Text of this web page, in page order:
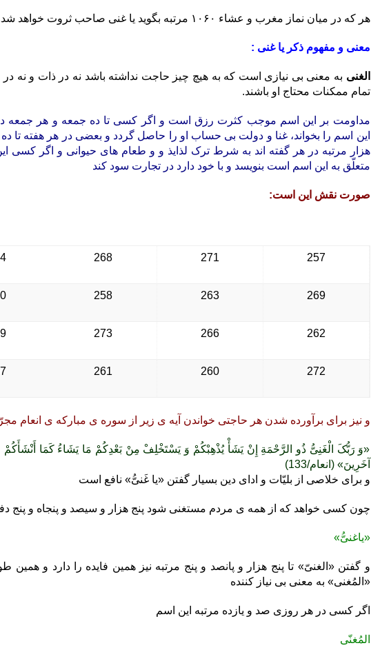
هر که در میان نماز مغرب و عشاء ۱۰۶۰ مرتبه بگوید یا غنی صاحب ثروت خواهد شد.
معنی و مفهوم ذکر یا غنی :
الغنی به معنی بی نیازی است که به هیچ چیز حاجت نداشته باشد نه در ذات و نه
تمام ممکنات محتاج او باشند.
مداومت بر این اسم موجب کثرت رزق است و اگر کسی تا ده جمعه و هر جمعه ده
این اسم را بخواند، غنا و دولت بی حساب او را حاصل گردد و بعضی در هر هفته تا ده
هزار مرتبه در هر گفته اند به شرط ترک لذایذ و و طعام های حیوانی و اگر کسی
متعلّق به این اسم است بنویسد و با خود دارد در تجارت سود کند
صورت نقش این است:
257
271
268
269
263
258
262
266
273
272
260
261
و نیز برای برآورده شدن هر حاجتی خواندن آیه ی زیر از سوره ی مبارکه ی انعام
«وَ رَبُّکَ الْغَنِیُّ ذُو الرَّحْمَةِ إِنْ یَشَأْ یُذْهِبْکُمْ وَ یَسْتَخْلِفْ مِنْ بَعْدِکُمْ مَا یَشَاءُ کَمَا
آخَرِینَ‌» (انعام/133)
و برای خلاصی از بلیّات و ادای دین بسیار گفتن «یا غَنیُّ» نافع است
چون کسی خواهد که از همه ی مردم مستغنی شود پنج هزار و سیصد و پنجاه و پنج
«یاغنیُّ»
و گفتن «الغنیّ» تا پنج هزار و پانصد و پنج مرتبه نیز همین فایده را دارد و همین
«المُغنی» به معنی بی نیاز کننده
اگر کسی در هر روزی صد و یازده مرتبه این اسم
المُغنّی